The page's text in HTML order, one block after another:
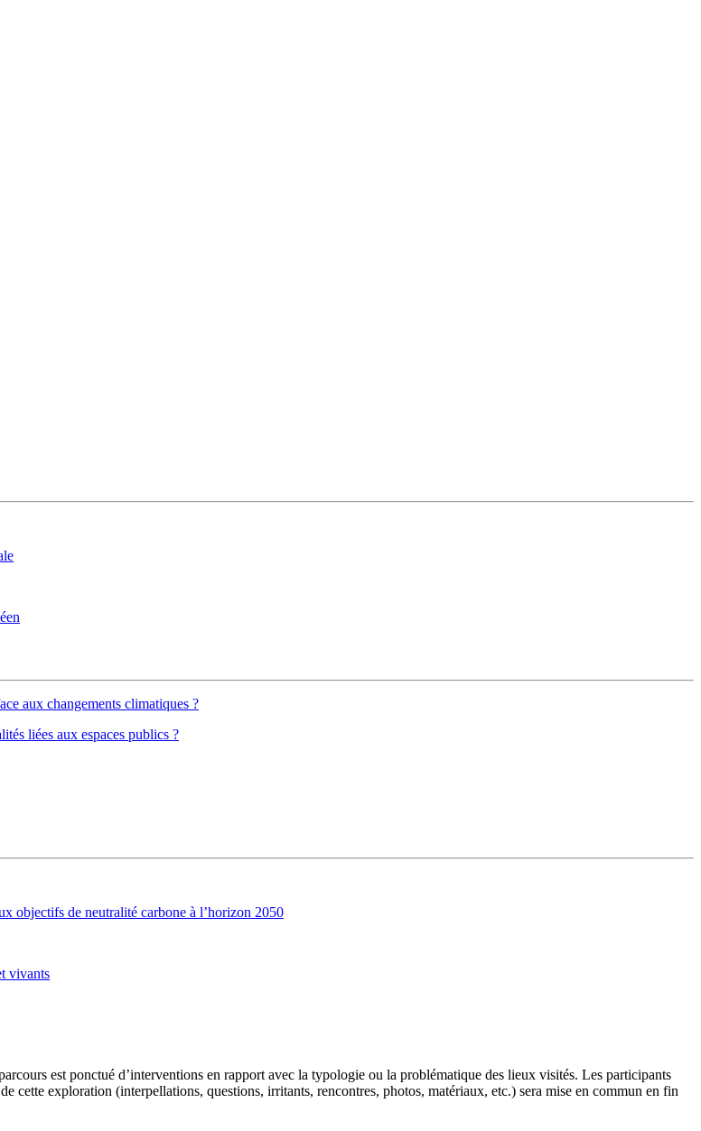
aux changements climatiques ?
liées aux espaces publics ?
objectifs de neutralité carbone à l’horizon 2050
vivants
est ponctué d’interventions en rapport avec la typologie ou la problématique des lieux visités. Les participants
cette exploration (interpellations, questions, irritants, rencontres, photos, matériaux, etc.) sera mise en commun en fin